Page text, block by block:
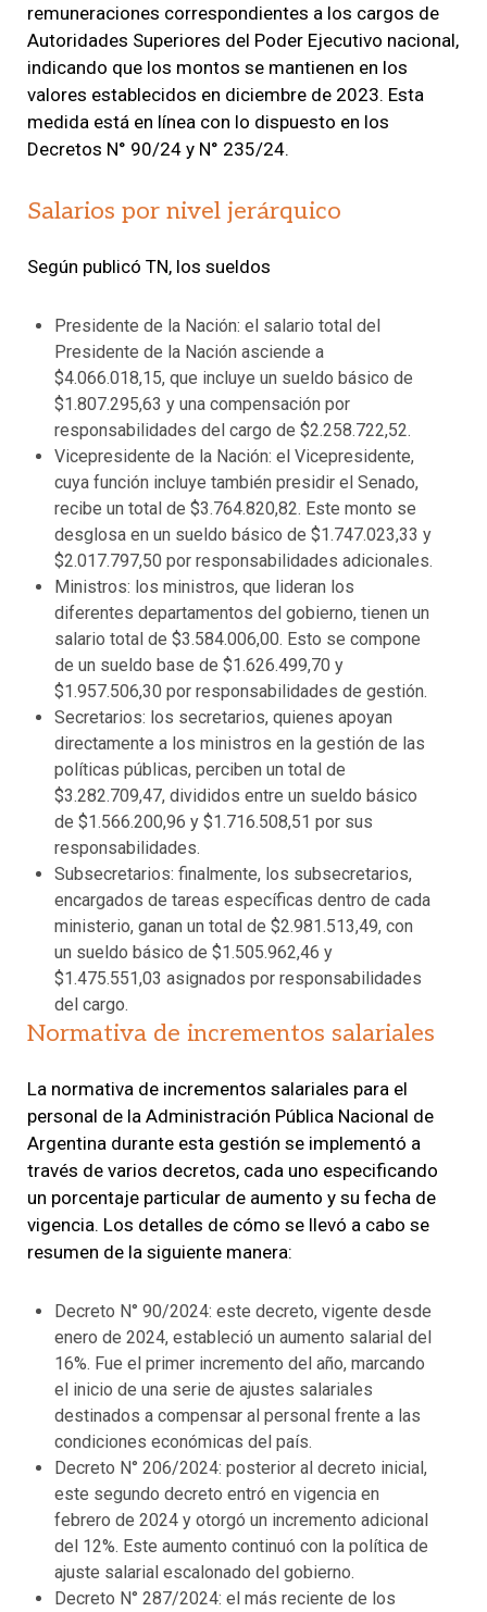
remuneraciones correspondientes a los cargos de
Autoridades Superiores del Poder Ejecutivo nacional,
indicando que los montos se mantienen en los
valores establecidos en diciembre de 2023. Esta
medida está en línea con lo dispuesto en los
Decretos N° 90/24 y N° 235/24.
Salarios por nivel jerárquico
Según publicó TN, los sueldos
Presidente de la Nación: el salario total del
Presidente de la Nación asciende a
$4.066.018,15, que incluye un sueldo básico de
$1.807.295,63 y una compensación por
responsabilidades del cargo de $2.258.722,52.
Vicepresidente de la Nación: el Vicepresidente,
cuya función incluye también presidir el Senado,
recibe un total de $3.764.820,82. Este monto se
desglosa en un sueldo básico de $1.747.023,33 y
$2.017.797,50 por responsabilidades adicionales.
Ministros: los ministros, que lideran los
diferentes departamentos del gobierno, tienen un
salario total de $3.584.006,00. Esto se compone
de un sueldo base de $1.626.499,70 y
$1.957.506,30 por responsabilidades de gestión.
Secretarios: los secretarios, quienes apoyan
directamente a los ministros en la gestión de las
políticas públicas, perciben un total de
$3.282.709,47, divididos entre un sueldo básico
de $1.566.200,96 y $1.716.508,51 por sus
responsabilidades.
Subsecretarios: finalmente, los subsecretarios,
encargados de tareas específicas dentro de cada
ministerio, ganan un total de $2.981.513,49, con
un sueldo básico de $1.505.962,46 y
$1.475.551,03 asignados por responsabilidades
del cargo.
Normativa de incrementos salariales
La normativa de incrementos salariales para el
personal de la Administración Pública Nacional de
Argentina durante esta gestión se implementó a
través de varios decretos, cada uno especificando
un porcentaje particular de aumento y su fecha de
vigencia. Los detalles de cómo se llevó a cabo se
resumen de la siguiente manera:
Decreto N° 90/2024: este decreto, vigente desde
enero de 2024, estableció un aumento salarial del
16%. Fue el primer incremento del año, marcando
el inicio de una serie de ajustes salariales
destinados a compensar al personal frente a las
condiciones económicas del país.
Decreto N° 206/2024: posterior al decreto inicial,
este segundo decreto entró en vigencia en
febrero de 2024 y otorgó un incremento adicional
del 12%. Este aumento continuó con la política de
ajuste salarial escalonado del gobierno.
Decreto N° 287/2024: el más reciente de los